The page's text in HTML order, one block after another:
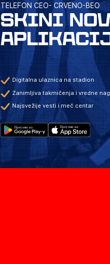
TELEFON CEO- CRVENO-BEO
SKINI
Digitalna ulaznica na stadion
Zanimljiva takmičenja i vredne
Najsvežije vesti i meč centar